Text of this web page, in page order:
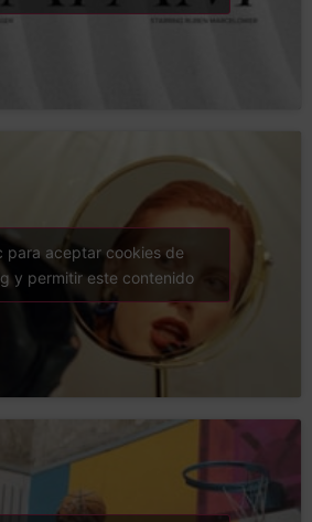
para aceptar cookies de
y permitir este contenido